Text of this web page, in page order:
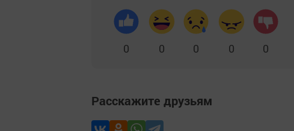
0 0 0 0 0
Расскажите друзьям